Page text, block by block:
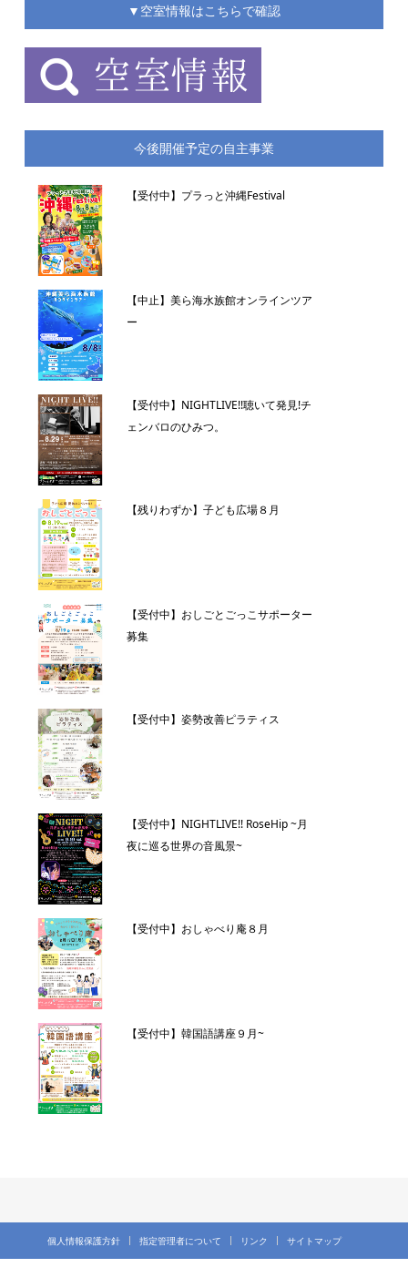
▼空室情報はこちらで確認
今後開催予定の自主事業
【受付中】プラっと沖縄Festival
【中止】美ら海水族館オンラインツア
ー
【受付中】NIGHTLIVE!!聴いて発見!チ
ェンバロのひみつ。
【残りわずか】子ども広場８月
【受付中】おしごとごっこサポーター
募集
【受付中】姿勢改善ピラティス
【受付中】NIGHTLIVE!! RoseHip ~月
夜に巡る世界の音風景~
【受付中】おしゃべり庵８月
【受付中】韓国語講座９月~
個人情報保護方針 指定管理者について リンク サイトマップ